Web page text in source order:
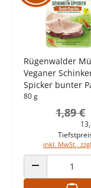
Rügenwalder
Veganer
Spicker bunter
80 g
1,89 €
inkl. MwSt.,
ANZAHL